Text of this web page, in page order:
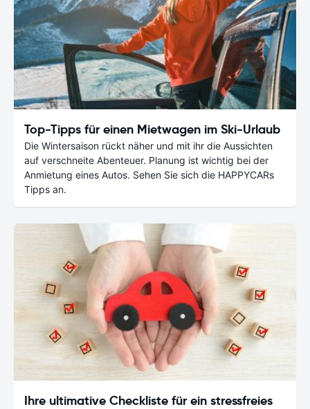
Top-Tipps für einen Mietwagen im Ski-Urlaub
Die Wintersaison rückt näher und mit ihr die Aussichten
auf verschneite Abenteuer. Planung ist wichtig bei der
Anmietung eines Autos. Sehen Sie sich die HAPPYCARs
Tipps an.
Ihre ultimative Checkliste für ein stressfreies